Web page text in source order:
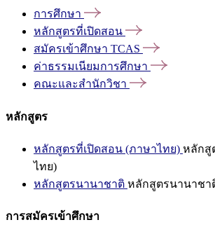
การศึกษา
หลักสูตรที่เปิดสอน
สมัครเข้าศึกษา TCAS
ค่าธรรมเนียมการศึกษา
คณะและสำนักวิชา
หลักสูตร
หลักสูตรที่เปิดสอน (ภาษาไทย) หลักสู
ไทย)
หลักสูตรนานาชาติ หลักสูตรนานาชา
การสมัครเข้าศึกษา